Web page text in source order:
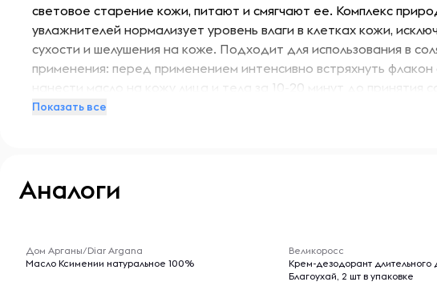
световое старение кожи, питают и смягчают ее. Комплекс
увлажнителей нормализует уровень влаги в клетках кожи,
сухости и шелушения на коже. Подходит для использования в
применения: перед применением интенсивно встряхнуть флакон
нанести масло на кожу лица и тела за 10-20 минут до принятия
Защитное масло для безопасного загара поможет коже
Показать все
Аналоги
Дом Арганы/Diar Argana
Масло Ксимении натуральное 100%
Великоросс
Крем-дезодорант длительного
Благоухай, 2 шт в упаковке